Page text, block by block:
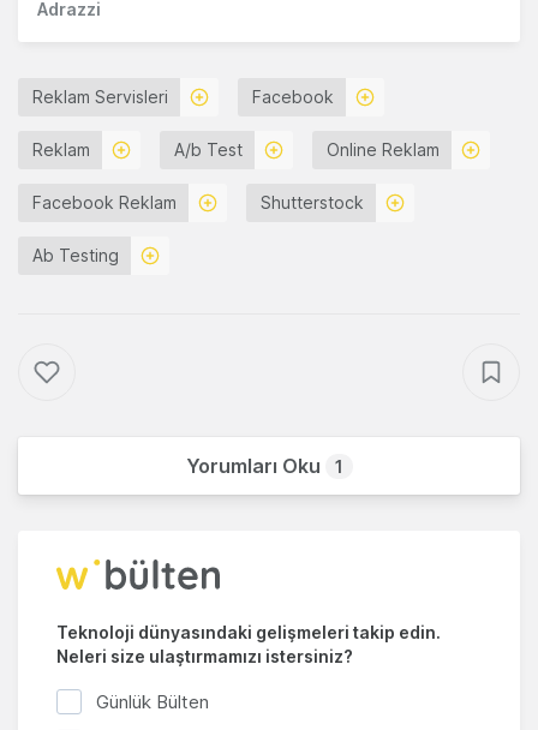
Adrazzi
Reklam Servisleri Facebook
Reklam A/b Test Online Reklam
Facebook Reklam Shutterstock
Ab Testing
Yorumları Oku 1
Teknoloji dünyasındaki gelişmeleri takip edin.
Neleri size ulaştırmamızı istersiniz?
Günlük Bülten